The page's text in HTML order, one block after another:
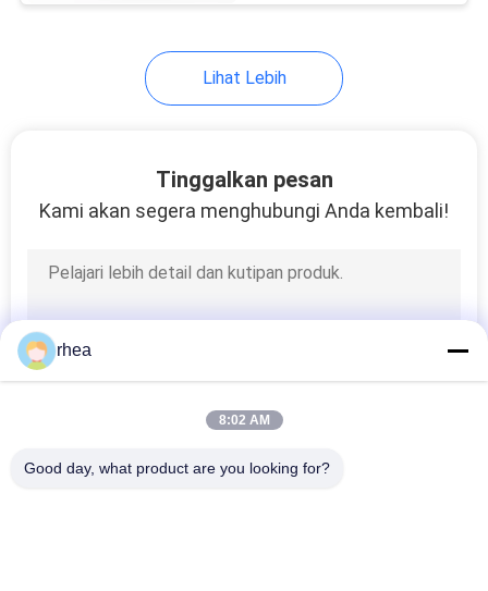
Penumpang
Mesin putar roda
kereta api
Lihat Lebih
Tinggalkan pesan
Kami akan segera menghubungi Anda kembali!
rhea
8:02 AM
Good day, what product are you looking for?